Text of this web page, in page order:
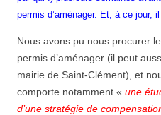
permis d’aménager. Et, à ce jour,
Nous avons pu nous procurer
permis d’aménager (il peut
mairie de Saint-Clément), et
comporte notamment « une
d’une stratégie de